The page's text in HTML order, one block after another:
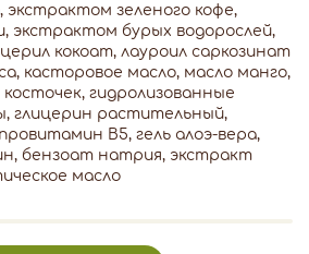
экстрактом зеленого кофе,
экстрактом бурых водорослей,
кокоат, лауроил саркозинат
касторовое масло, масло манго,
гидролизованные
глицерин растительный,
В5, гель алоэ-вера,
бензоат натрия, экстракт
масло